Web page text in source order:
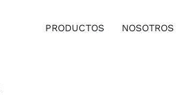
PRODUCTOS NOSOTROS